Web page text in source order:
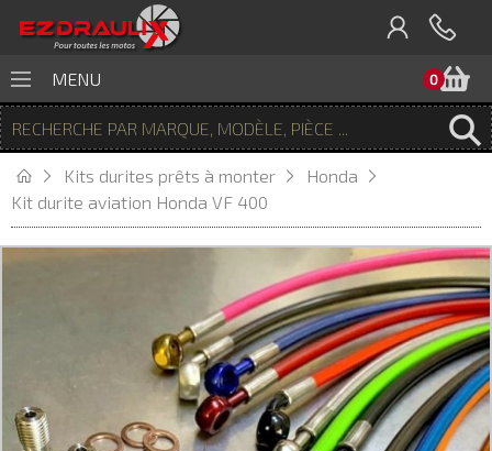
0
MENU
Kits durites prêts à monter
Honda
Kit durite aviation Honda VF 400